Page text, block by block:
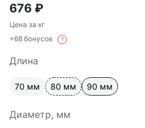
676 ₽
Цена за кг
+68 бонусов
?
Длина
70 мм 80 мм 90 мм
Диаметр, мм